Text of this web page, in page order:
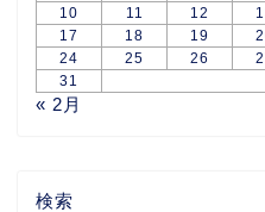
10
11 12
17
18 19
24
25 26
31
« 2月
検索